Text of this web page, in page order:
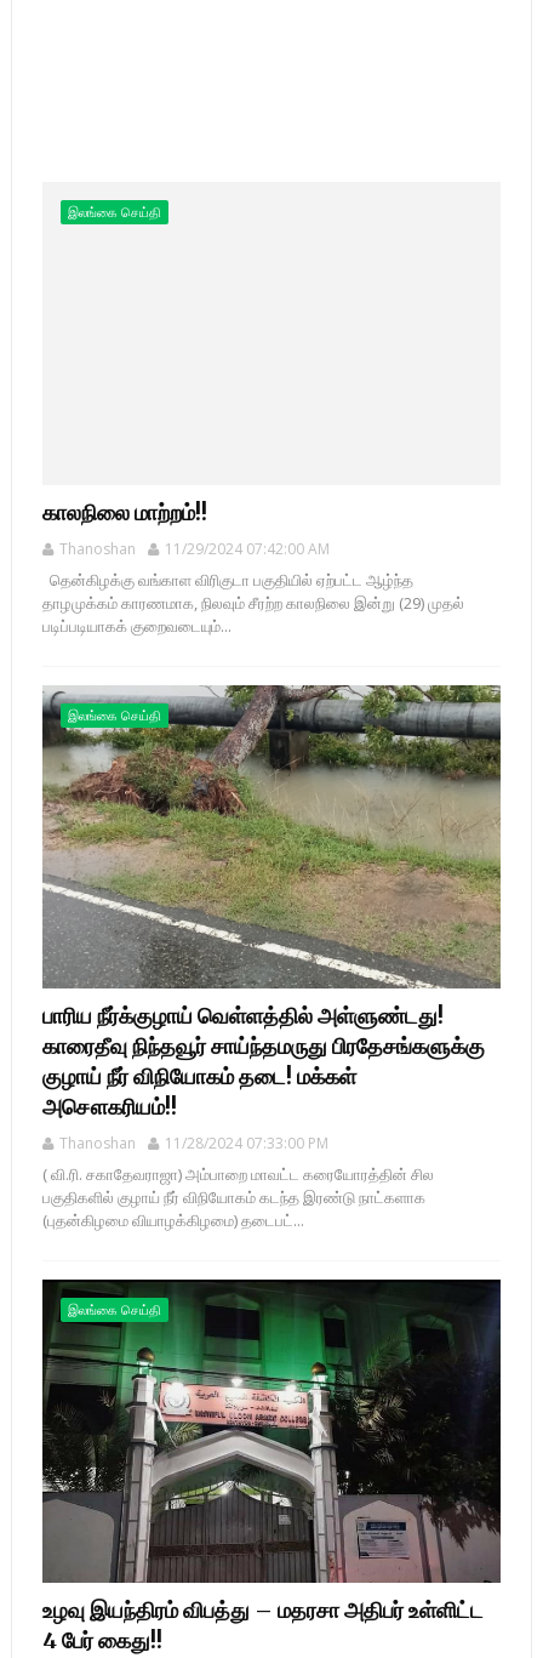
இலங்கை செய்தி
காலநிலை மாற்றம்!!
Thanoshan 11/29/2024 07:42:00 AM
தென்கிழக்கு வங்காள விரிகுடா பகுதியில் ஏற்பட்ட ஆழ்ந்த
தாழமுக்கம் காரணமாக, நிலவும் சீரற்ற காலநிலை இன்று (29) முதல்
படிப்படியாகக் குறைவடையும்...
இலங்கை செய்தி
பாரிய நீர்க்குழாய் வெள்ளத்தில் அள்ளுண்டது!
காரைதீவு நிந்தவூர் சாய்ந்தமருது பிரதேசங்களுக்கு
குழாய் நீர் விநியோகம் தடை! மக்கள்
அசௌகரியம்!!
Thanoshan 11/28/2024 07:33:00 PM
( வி.ரி. சகாதேவராஜா) அம்பாறை மாவட்ட கரையோரத்தின் சில
பகுதிகளில் குழாய் நீர் விநியோகம் கடந்த இரண்டு நாட்களாக
(புதன்கிழமை வியாழக்கிழமை) தடைபட்...
இலங்கை செய்தி
உழவு இயந்திரம் விபத்து – மதரசா அதிபர் உள்ளிட்ட
4 பேர் கைது!!